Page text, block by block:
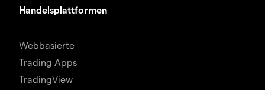
Handelsplattformen
Webbasierte
Trading Apps
TradingView